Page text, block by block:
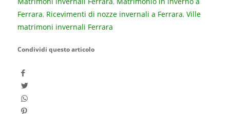
Ferrara, Ricevimenti di nozze invernali a Ferrara, Ville
matrimoni invernali Ferrara
Condividi questo articolo